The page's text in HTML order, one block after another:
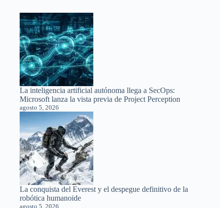
La inteligencia artificial autónoma llega a SecOps:
Microsoft lanza la vista previa de Project Perception
agosto 5, 2026
La conquista del Everest y el despegue definitivo de la
robótica humanoide
agosto 5, 2026